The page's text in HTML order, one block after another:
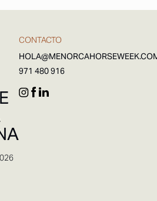
CONTACTO
971 480 916